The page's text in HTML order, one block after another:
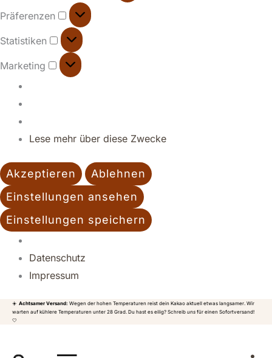
Präferenzen
Statistiken
Marketing
Lese mehr über diese Zwecke
Akzeptieren
Ablehnen
Einstellungen ansehen
Einstellungen speichern
Datenschutz
Impressum
☀️ Achtsamer Versand: Wegen der hohen Temperaturen reist dein Kakao aktuell etwas langsamer. Wir
warten auf kühlere Temperaturen unter 28 Grad. Du hast es eilig? Schreib uns für einen Sofortversand!
🤍